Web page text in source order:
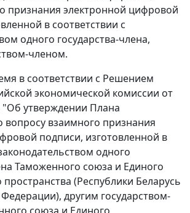
признания электронной цифровой
в соответствии с
одного государства-члена,
членом.
в соответствии с Решением
экономической комиссии от
"Об утверждении Плана
взаимного признания
подписи, изготовленной в
одного
Таможенного союза и Единого
(Республики Беларусь
другим государством-